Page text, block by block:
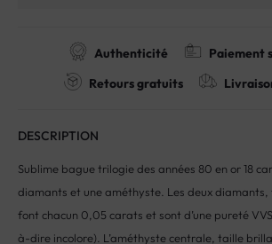
Authenticité
Paiement
Retours gratuits
DESCRIPTION
Sublime bague trilogie des années 80 en or 18
diamants et une améthyste. Les deux diamants,
font chacun 0,05 carats et sont d’une pureté
à-dire incolore). L’améthyste centrale, taille